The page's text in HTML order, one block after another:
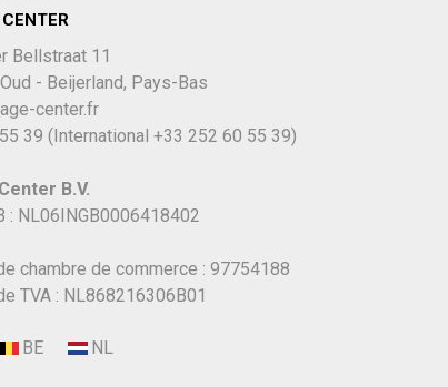
Bellstraat 11
- Beijerland, Pays-Bas
center.fr
39 (International +33 252 60 55 39)
B.V.
: NL06INGB0006418402
chambre de commerce : 97754188
TVA : NL868216306B01